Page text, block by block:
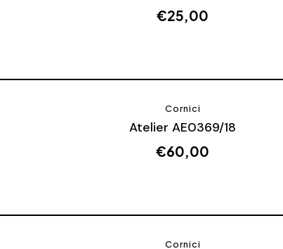
€25,00
Cornici
Atelier AE0369/18
€60,00
Cornici